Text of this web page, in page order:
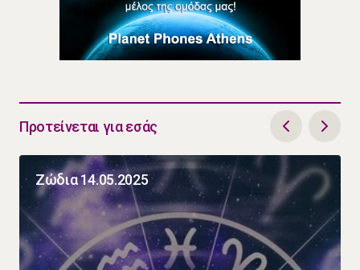
Προτείνεται για εσάς
Ζώδια 14.05.2025